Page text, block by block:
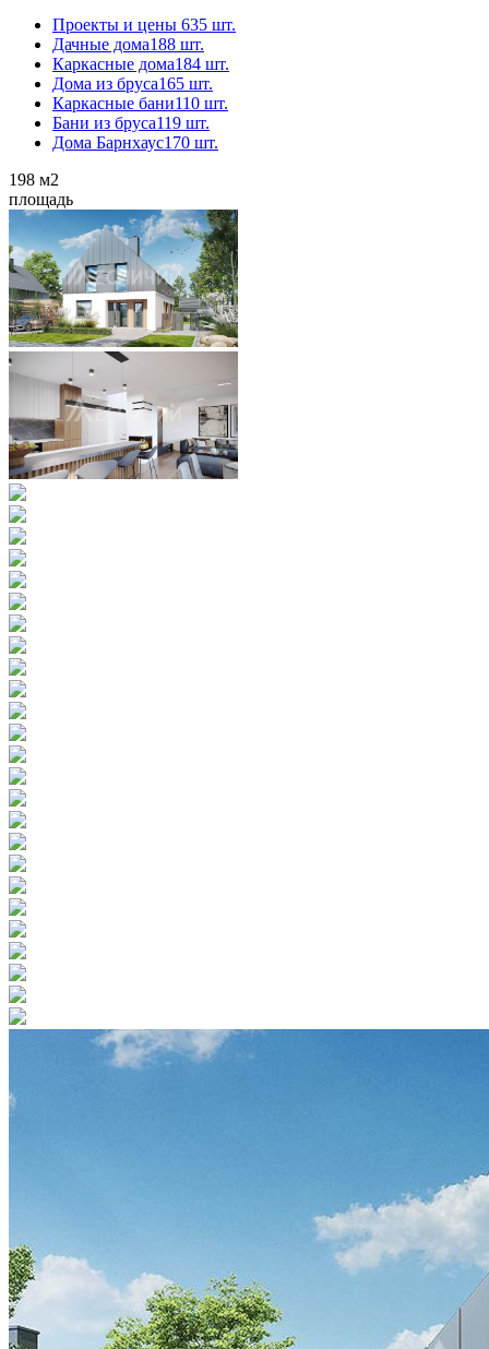
Проекты и цены 635 шт.
Дачные дома188 шт.
Каркасные дома184 шт.
Дома из бруса165 шт.
Каркасные бани110 шт.
Бани из бруса119 шт.
Дома Барнхаус170 шт.
198 м2
площадь